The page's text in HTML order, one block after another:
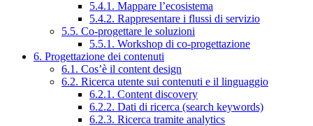
5.4.1. Mappare l’ecosistema
5.4.2. Rappresentare i flussi di servizio
5.5. Co-progettare le soluzioni
5.5.1. Workshop di co-progettazione
6. Progettazione dei contenuti
6.1. Cos’è il content design
6.2. Ricerca utente sui contenuti e il linguaggio
6.2.1. Content discovery
6.2.2. Dati di ricerca (search keywords)
6.2.3. Ricerca tramite analytics